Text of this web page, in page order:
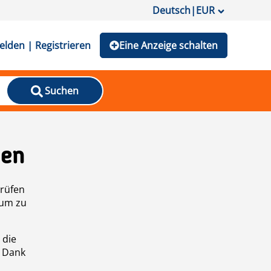
Deutsch|EUR
| Registrieren Eine Anzeige schalten
Suchen
zu
die